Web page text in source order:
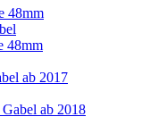
48mm
48mm
ab 2017
ab 2018